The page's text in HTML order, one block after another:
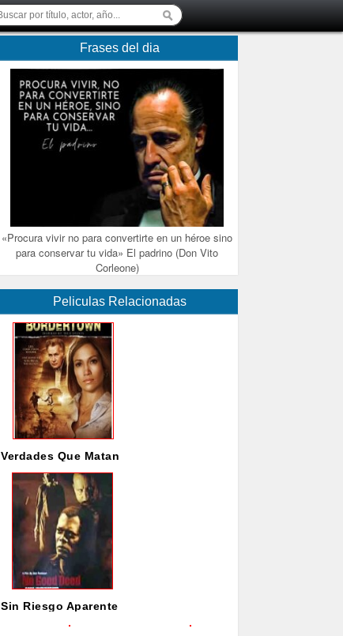
Frases del dia
«Procura vivir no para convertirte en un héroe sino
para conservar tu vida» El padrino (Don Vito
Corleone)
Peliculas Relacionadas
Verdades Que Matan
Sin Riesgo Aparente